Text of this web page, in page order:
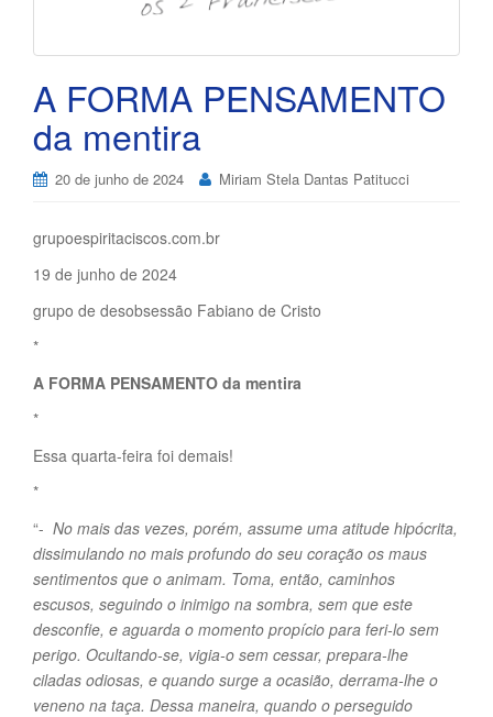
A FORMA PENSAMENTO
da mentira
20 de junho de 2024 Miriam Stela Dantas Patitucci
grupoespiritaciscos.com.br
19 de junho de 2024
grupo de desobsessão Fabiano de Cristo
*
A FORMA PENSAMENTO da mentira
*
Essa quarta-feira foi demais!
*
“- No mais das vezes, porém, assume uma atitude hipócrita,
dissimulando no mais profundo do seu coração os maus
sentimentos que o animam. Toma, então, caminhos
escusos, seguindo o inimigo na sombra, sem que este
desconfie, e aguarda o momento propício para feri-lo sem
perigo. Ocultando-se, vigia-o sem cessar, prepara-lhe
ciladas odiosas, e quando surge a ocasião, derrama-lhe o
veneno na taça. Dessa maneira, quando o perseguido